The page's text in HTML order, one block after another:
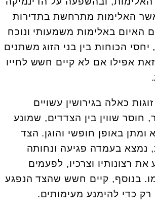
האלימות מתרחשת בתדירות
האיום באלימות משמעותי ונוכח
הכוחות בין בני הזוג משתנים
אפילו אם לא קיים חשש לחייו
כאלה בגירושין עשויים
חוסר שווין בין הצדדים, שמונע
באופן חופשי והוגן. הצד
נמצא בעמדה פגיעה ונחותה
רצונותיו וצרכיו, לפעמים
בנוסף, קיים חשש שהצד הנפגע
רק כדי להימנע מעימותים.